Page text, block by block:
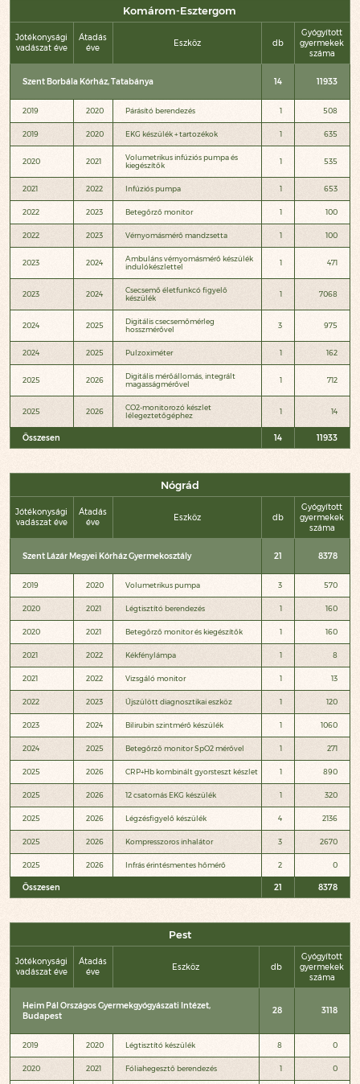
Komárom-Esztergom
Jótékonysági
vadászat éve
Átadás
éve
Eszköz db
Gyógyított
gyermekek
száma
Szent Borbála Kórház, Tatabánya 14 11933
2019 2020 Párásító berendezés 1 508
2019 2020 EKG készülék + tartozékok 1 635
2020 2021
Volumetrikus infúziós pumpa és
kiegészítők
1 535
2021 2022 Infúziós pumpa 1 653
2022 2023 Betegőrző monitor 1 100
2022 2023 Vérnyomásmérő mandzsetta 1 100
2023 2024
Ambuláns vérnyomásmérő készülék
indulókészlettel
1 471
2023 2024
Csecsemő életfunkcó figyelő
készülék
1 7068
2024 2025
Digitális csecsemőmérleg
hosszmérővel
3 975
2024 2025 Pulzoximéter 1 162
2025 2026
Digitális mérőállomás, integrált
magasságmérővel
1 712
2025 2026
CO2-monitorozó készlet
lélegeztetőgéphez
1 14
Összesen 14 11933
Nógrád
Jótékonysági
vadászat éve
Átadás
éve
Eszköz db
Gyógyított
gyermekek
száma
Szent Lázár Megyei Kórház Gyermekosztály 21 8378
2019 2020 Volumetrikus pumpa 3 570
2020 2021 Légtisztító berendezés 1 160
2020 2021 Betegőrző monitor és kiegészítők 1 160
2021 2022 Kékfénylámpa 1 8
2021 2022 Vizsgáló monitor 1 13
2022 2023 Újszülött diagnosztikai eszköz 1 120
2023 2024 Bilirubin szintmérő készülék 1 1060
2024 2025 Betegőrző monitor SpO2 mérővel 1 271
2025 2026 CRP+Hb kombinált gyorsteszt készlet 1 890
2025 2026 12 csatornás EKG készülék 1 320
2025 2026 Légzésfigyelő készülék 4 2136
2025 2026 Kompresszoros inhalátor 3 2670
2025 2026 Infrás érintésmentes hőmérő 2 0
Összesen 21 8378
Pest
Jótékonysági
vadászat éve
Átadás
éve
Eszköz db
Gyógyított
gyermekek
száma
Heim Pál Országos Gyermekgyógyászati Intézet,
Budapest
28 3118
2019 2020 Légtisztító készülék 8 0
2020 2021 Fóliahegesztő berendezés 1 0